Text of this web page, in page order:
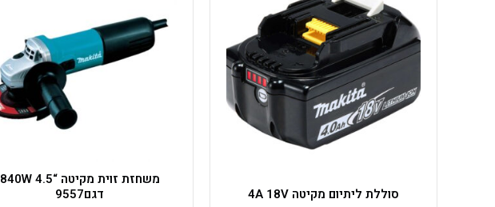
סוללת ליתיום מקיטה 4A 18V
משחזת זוית מקיטה “4.5 840W
דגם9557